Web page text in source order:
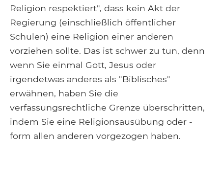
Religion respektiert", dass kein Akt der
Regierung (einschließlich öffentlicher
Schulen) eine Religion einer anderen
vorziehen sollte. Das ist schwer zu tun, denn
wenn Sie einmal Gott, Jesus oder
irgendetwas anderes als "Biblisches"
erwähnen, haben Sie die
verfassungsrechtliche Grenze überschritten,
indem Sie eine Religionsausübung oder -
form allen anderen vorgezogen haben.